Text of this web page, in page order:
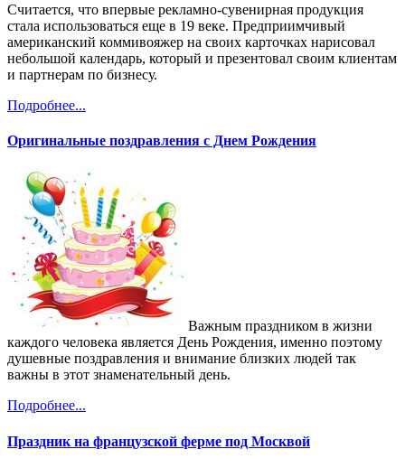
Считается, что впервые рекламно-сувенирная продукция
стала использоваться еще в 19 веке. Предприимчивый
американский коммивояжер на своих карточках нарисовал
небольшой календарь, который и презентовал своим клиентам
и партнерам по бизнесу.
Подробнее...
Оригинальные поздравления с Днем Рождения
Важным праздником в жизни
каждого человека является День Рождения, именно поэтому
душевные поздравления и внимание близких людей так
важны в этот знаменательный день.
Подробнее...
Праздник на французской ферме под Москвой